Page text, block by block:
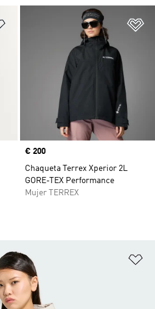
Añadir a la lista de deseos
Precio
€ 200
Chaqueta Terrex Xperior 2L
GORE-TEX Performance
Mujer TERREX